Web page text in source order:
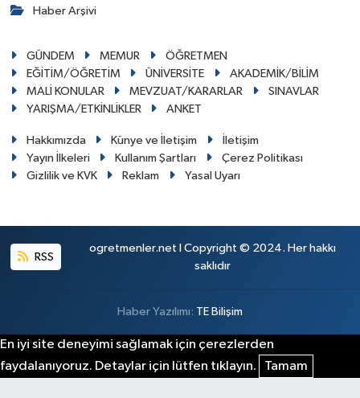
Haber Arşivi
GÜNDEM MEMUR
ÖĞRETMEN
EĞİTİM/ÖĞRETİM
ÜNİVERSİTE
AKADEMİK/BİLİM
MALİ KONULAR
MEVZUAT/KARARLAR
SINAVLAR
YARIŞMA/ETKİNLİKLER
ANKET
Hakkımızda Künye ve İletişim
İletişim
Yayın İlkeleri
Kullanım Şartları
Çerez Politikası
Gizlilik ve KVK
Reklam Yasal Uyarı
RSS
ogretmenler.net I Copyright © 2024. Her hakkı
saklıdır
Haber Yazılımı: TE Bilişim
En iyi site deneyimi sağlamak için çerezlerden
faydalanıyoruz. Detaylar için lütfen tıklayın.
Tamam